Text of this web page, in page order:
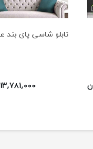
تابلو شاسی پای بند
۱۳,۷۸۱,۰۰۰ تومان